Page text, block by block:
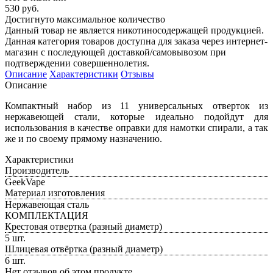
530 руб.
Достигнуто максимальное количество
Данный товар не является никотиносодержащей продукцией.
Данная категория товаров доступна для заказа через интернет-
магазин с последующей доставкой/самовывозом при
подтверждении совершеннолетия.
Описание Характеристики Отзывы
Описание
Компактный набор из 11 универсальных отверток из
нержавеющей стали, которые идеально подойдут для
использования в качестве оправки для намотки спирали, а так
же и по своему прямому назначению.
Характеристики
Производитель
GeekVape
Материал изготовления
Нержавеющая сталь
КОМПЛЕКТАЦИЯ
Крестовая отвертка (разный диаметр)
5 шт.
Шлицевая отвёртка (разный диаметр)
6 шт.